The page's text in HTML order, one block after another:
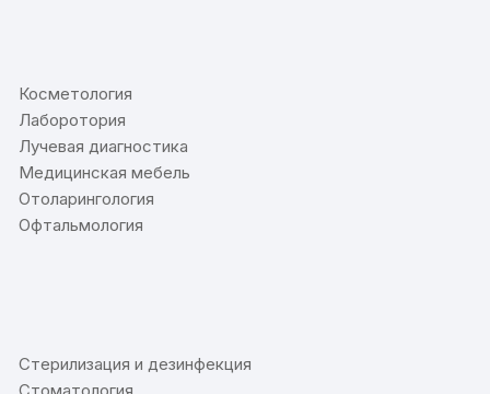
Косметология
Лаборотория
Лучевая диагностика
Медицинская мебель
Отоларингология
Офтальмология
Стерилизация и дезинфекция
Стоматология